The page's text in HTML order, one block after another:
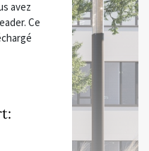
avez
Ce